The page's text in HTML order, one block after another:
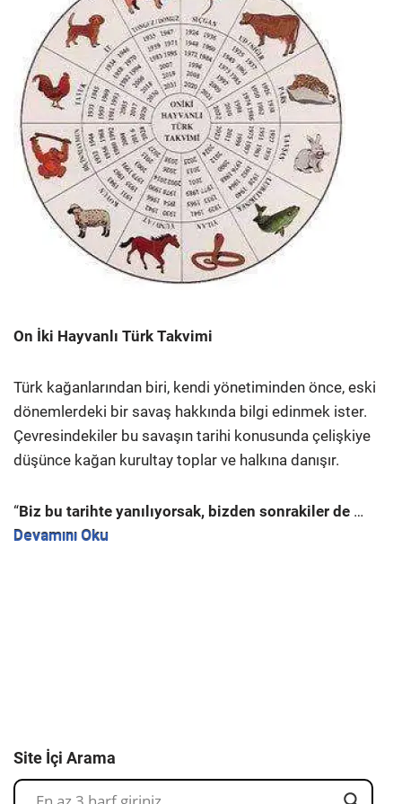
On İki Hayvanlı Türk Takvimi
Türk kağanlarından biri, kendi yönetiminden önce, eski
dönemlerdeki bir savaş hakkında bilgi edinmek ister.
Çevresindekiler bu savaşın tarihi konusunda çelişkiye
düşünce kağan kurultay toplar ve halkına danışır.
“Biz bu tarihte yanılıyorsak, bizden sonrakiler de …
Devamını Oku
Site İçi Arama